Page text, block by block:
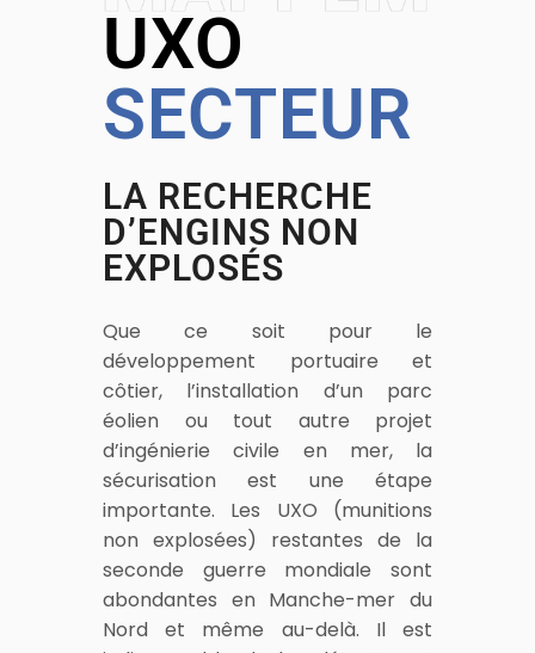
UXO
SECTEUR
LA RECHERCHE
D’ENGINS NON
EXPLOSÉS
Que ce soit pour le
développement portuaire et
côtier, l’installation d’un parc
éolien ou tout autre projet
d’ingénierie civile en mer, la
sécurisation est une étape
importante. Les UXO (munitions
non explosées) restantes de la
seconde guerre mondiale sont
abondantes en Manche-mer du
Nord et même au-delà. Il est